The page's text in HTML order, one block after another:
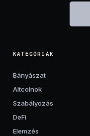
KATEGÓRIÁK
Bányászat
Altcoinok
Szabályozás
DeFi
Elemzés